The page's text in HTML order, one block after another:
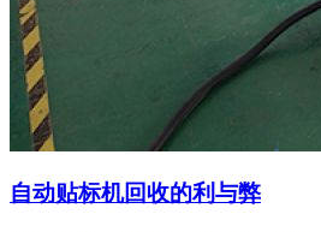
自动贴标机回收的利与弊